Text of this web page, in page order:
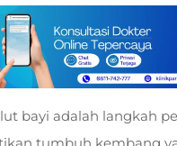
bayi adalah langkah